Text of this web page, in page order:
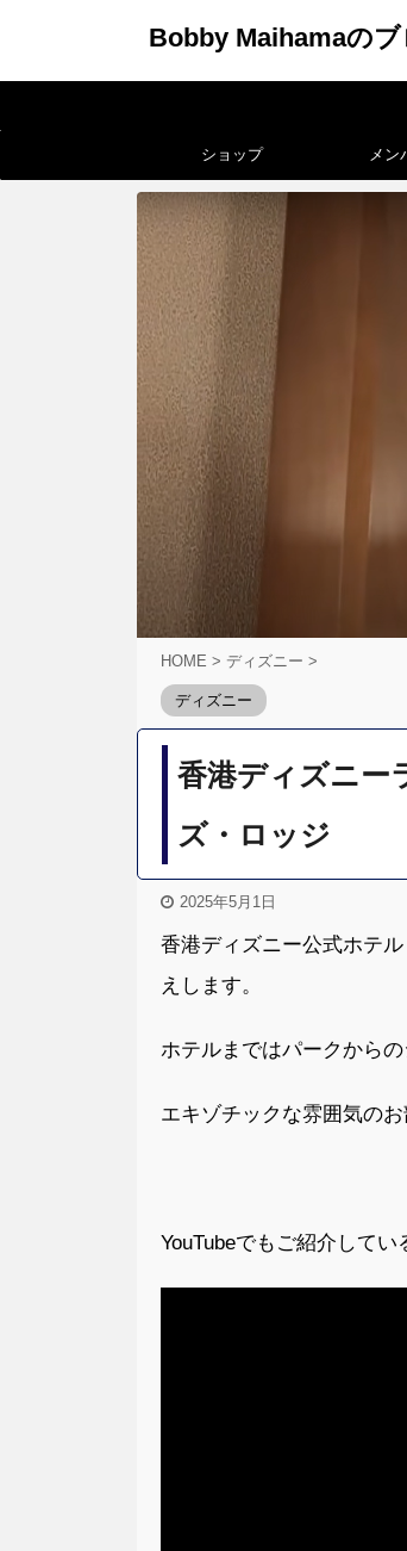
Bobby Maihamaの
ショップ メン
HOME > ディズニー >
ディズニー
香港ディズニー
ズ・ロッジ
2025年5月1日
香港ディズニー公式ホテル
えします。
ホテルまではパークからの
エキゾチックな雰囲気の
YouTubeでもご紹介して